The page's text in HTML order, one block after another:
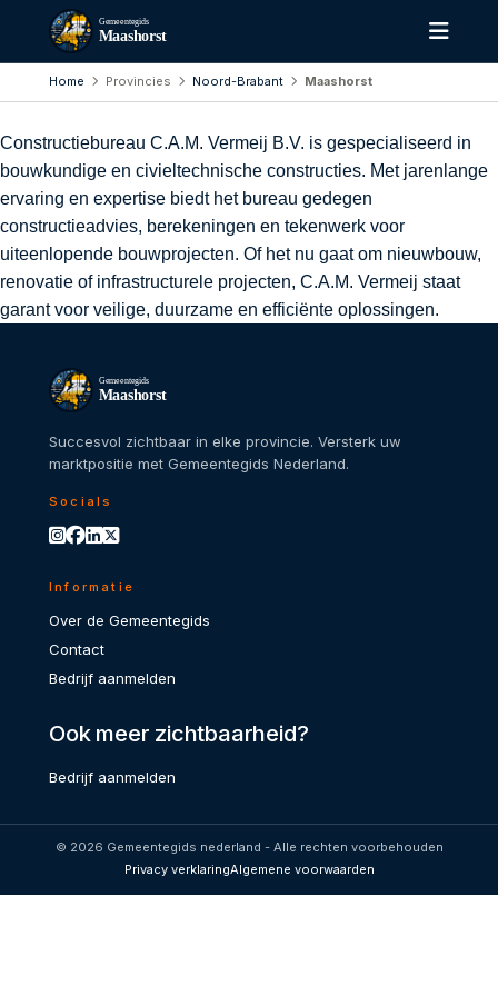
Gemeentegids
Maashorst
Home Provincies Noord-Brabant Maashorst
Constructiebureau C.A.M. Vermeij B.V. is gespecialiseerd in
bouwkundige en civieltechnische constructies. Met jarenlange
ervaring en expertise biedt het bureau gedegen
constructieadvies, berekeningen en tekenwerk voor
uiteenlopende bouwprojecten. Of het nu gaat om nieuwbouw,
renovatie of infrastructurele projecten, C.A.M. Vermeij staat
garant voor veilige, duurzame en efficiënte oplossingen.
Gemeentegids
Maashorst
Succesvol zichtbaar in elke provincie. Versterk uw
marktpositie met Gemeentegids Nederland.
Socials
Informatie
Over de Gemeentegids
Contact
Bedrijf aanmelden
Ook meer zichtbaarheid?
Bedrijf aanmelden
© 2026 Gemeentegids nederland - Alle rechten voorbehouden
Privacy verklaringAlgemene voorwaarden